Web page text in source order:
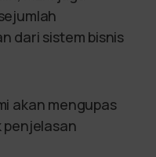
dari sistem bisnis
akan mengupas
penjelasan